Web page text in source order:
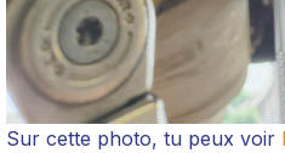
Sur cette photo, tu peux voir